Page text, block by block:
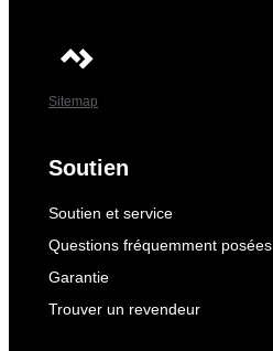
Sitemap
Soutien
Soutien et service
Questions fréquemment posées
Garantie
Trouver un revendeur